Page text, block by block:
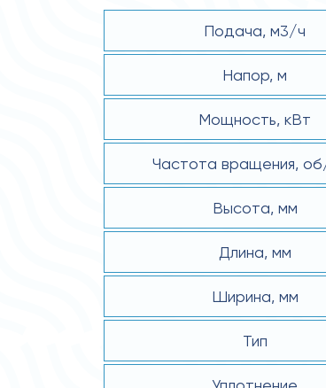
Подача, м3/ч
Напор, м
Мощность, кВт
Частота вращения,
Высота, мм
Длина, мм
Ширина, мм
Тип